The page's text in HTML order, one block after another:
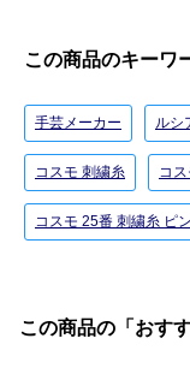
この商品のキーワ
手芸メーカー ルシ
コスモ 刺繍糸 コ
コスモ 25番 刺繍糸 ピ
この商品の「おす